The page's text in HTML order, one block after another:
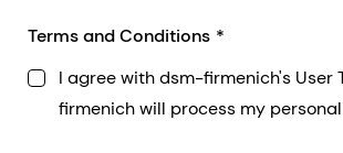
Terms and Conditions
I agree with dsm-firmenich's
firmenich will process my